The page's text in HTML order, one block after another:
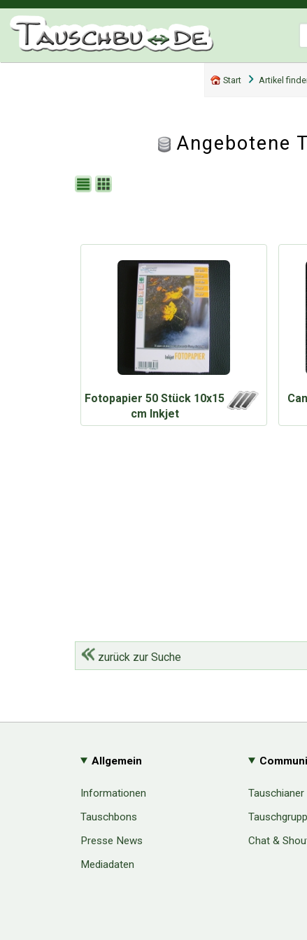
Start Artikel
Angebotene
Fotopapier 50 Stück 10x15
cm Inkjet
zurück zur Suche
Allgemein
Informationen
Tauschbons
Presse News
Mediadaten
Tauschianer
Chat &